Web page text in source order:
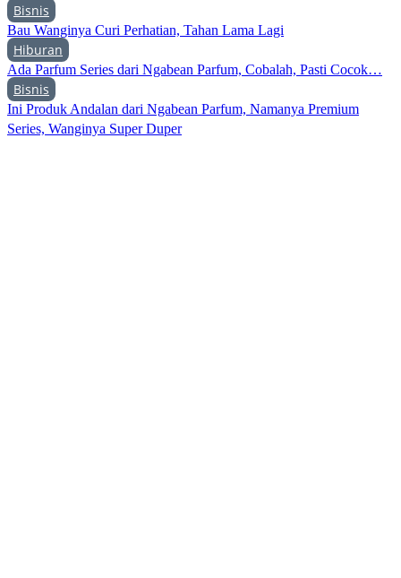
Bisnis
Bau Wanginya Curi Perhatian, Tahan Lama Lagi
Hiburan
Ada Parfum Series dari Ngabean Parfum, Cobalah, Pasti Cocok…
Bisnis
Ini Produk Andalan dari Ngabean Parfum, Namanya Premium
Series, Wanginya Super Duper